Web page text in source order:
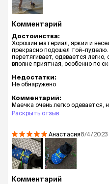
Комментарий
Достоинства:
Хороший материал, яркий и
прекрасно подошел той-
перетягивает, одевается
вполне приятная, особенно по
Недостатки:
Не обнаружено
Комментарий:
Маечка очень легко одевается,
Раскрыть отзыв
Анастасия8/4/2023
Комментарий